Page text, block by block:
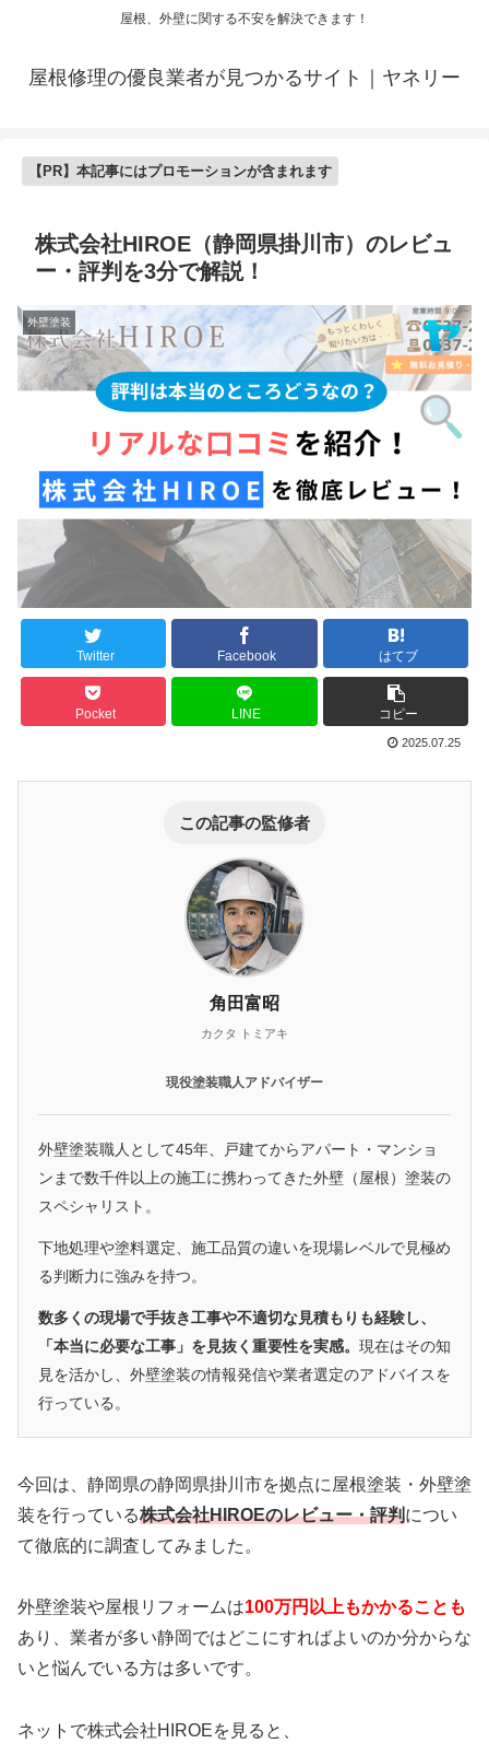
屋根、外壁に関する不安を解決できます！
屋根修理の優良業者が見つかるサイト｜ヤネリー
【PR】本記事にはプロモーションが含まれます
株式会社HIROE（静岡県掛川市）のレビュ
ー・評判を3分で解説！
外壁塗装
Twitter Facebook はてブ
Pocket LINE コピー
2025.07.25
この記事の監修者
角田富昭
カクタ トミアキ
現役塗装職人アドバイザー
外壁塗装職人として45年、戸建てからアパート・マンショ
ンまで数千件以上の施工に携わってきた外壁（屋根）塗装の
スペシャリスト。
下地処理や塗料選定、施工品質の違いを現場レベルで見極め
る判断力に強みを持つ。
数多くの現場で手抜き工事や不適切な見積もりも経験し、
「本当に必要な工事」を見抜く重要性を実感。 現在はその知
見を活かし、外壁塗装の情報発信や業者選定のアドバイスを
行っている。
今回は、静岡県の静岡県掛川市を拠点に屋根塗装・外壁塗
装を行っている株式会社HIROEのレビュー・評判につい
て徹底的に調査してみました。
外壁塗装や屋根リフォームは100万円以上もかかることも
あり、業者が多い静岡ではどこにすればよいのか分からな
いと悩んでいる方は多いです。
ネットで株式会社HIROEを見ると、